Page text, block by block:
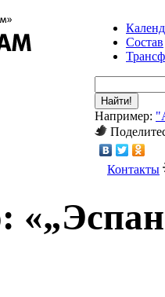
Состав
Найти!
Например:
Контакты